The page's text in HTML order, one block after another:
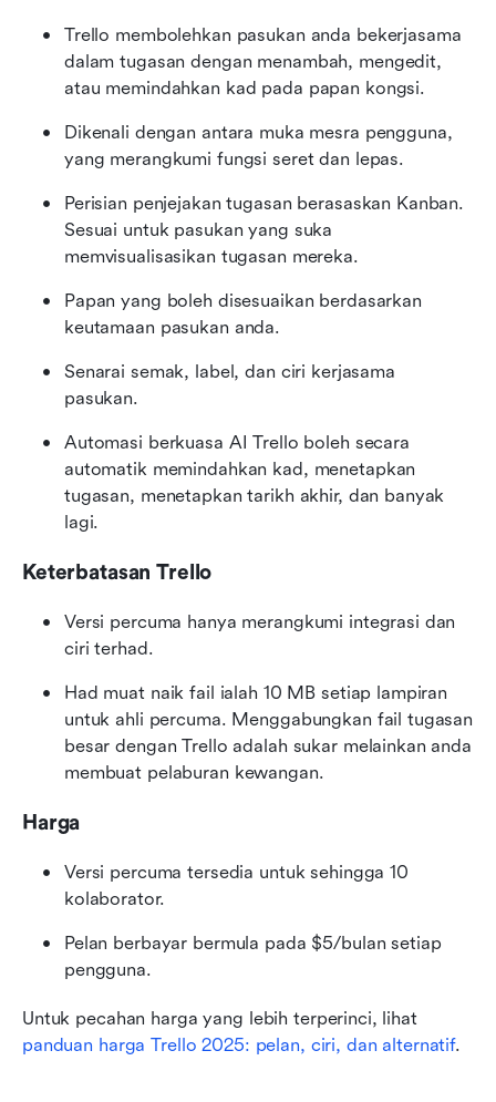
Trello membolehkan pasukan anda bekerjasama
dalam tugasan dengan menambah, mengedit,
atau memindahkan kad pada papan kongsi.
Dikenali dengan antara muka mesra pengguna,
yang merangkumi fungsi seret dan lepas.
Perisian penjejakan tugasan berasaskan Kanban.
Sesuai untuk pasukan yang suka
memvisualisasikan tugasan mereka.
Papan yang boleh disesuaikan berdasarkan
keutamaan pasukan anda.
Senarai semak, label, dan ciri kerjasama
pasukan.
Automasi berkuasa AI Trello boleh secara
automatik memindahkan kad, menetapkan
tugasan, menetapkan tarikh akhir, dan banyak
lagi.
Keterbatasan Trello
Versi percuma hanya merangkumi integrasi dan
ciri terhad.
Had muat naik fail ialah 10 MB setiap lampiran
untuk ahli percuma. Menggabungkan fail tugasan
besar dengan Trello adalah sukar melainkan anda
membuat pelaburan kewangan.
Harga
Versi percuma tersedia untuk sehingga 10
kolaborator.
Pelan berbayar bermula pada $5/bulan setiap
pengguna.
Untuk pecahan harga yang lebih terperinci, lihat
panduan harga Trello 2025: pelan, ciri, dan alternatif.